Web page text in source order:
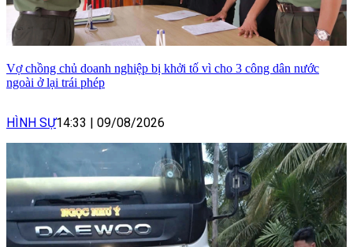
Vợ chồng chủ doanh nghiệp bị khởi tố vì cho 3 công dân nước
ngoài ở lại trái phép
HÌNH SỰ14:33 | 09/08/2026